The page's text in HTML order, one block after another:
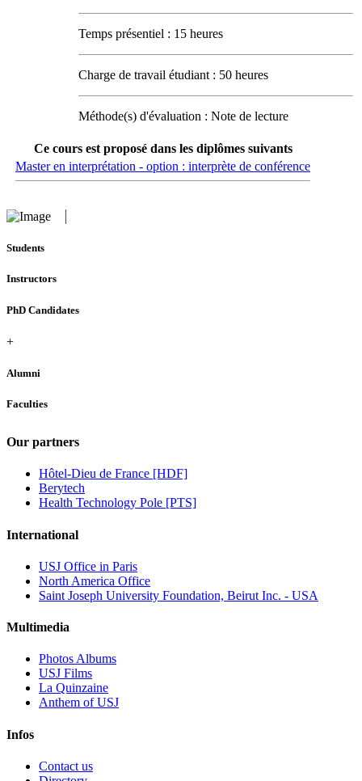
Temps présentiel : 15 heures
Charge de travail étudiant : 50 heures
Méthode(s) d'évaluation : Note de lecture
Ce cours est proposé dans les diplômes suivants
Master en interprétation - option : interprète de conférence
Students
Instructors
PhD Candidates
+
Alumni
Faculties
Our partners
Hôtel-Dieu de France [HDF]
Berytech
Health Technology Pole [PTS]
International
USJ Office in Paris
North America Office
Saint Joseph University Foundation, Beirut Inc. - USA
Multimedia
Photos Albums
USJ Films
La Quinzaine
Anthem of USJ
Infos
Contact us